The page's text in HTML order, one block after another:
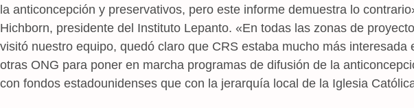
la anticoncepción y preservativos, pero este informe demuestra lo
Hichborn, presidente del Instituto Lepanto. «En todas las zonas de
visitó nuestro equipo, quedó claro que CRS estaba mucho más interesada
otras ONG para poner en marcha programas de difusión de la
con fondos estadounidenses que con la jerarquía local de la Iglesia